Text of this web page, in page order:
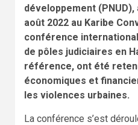
développement (PNUD),
août 2022 au Karibe
conférence
de pôles judiciaires en
référence, ont été
économiques et
les violences urbaines.
La conférence s’est